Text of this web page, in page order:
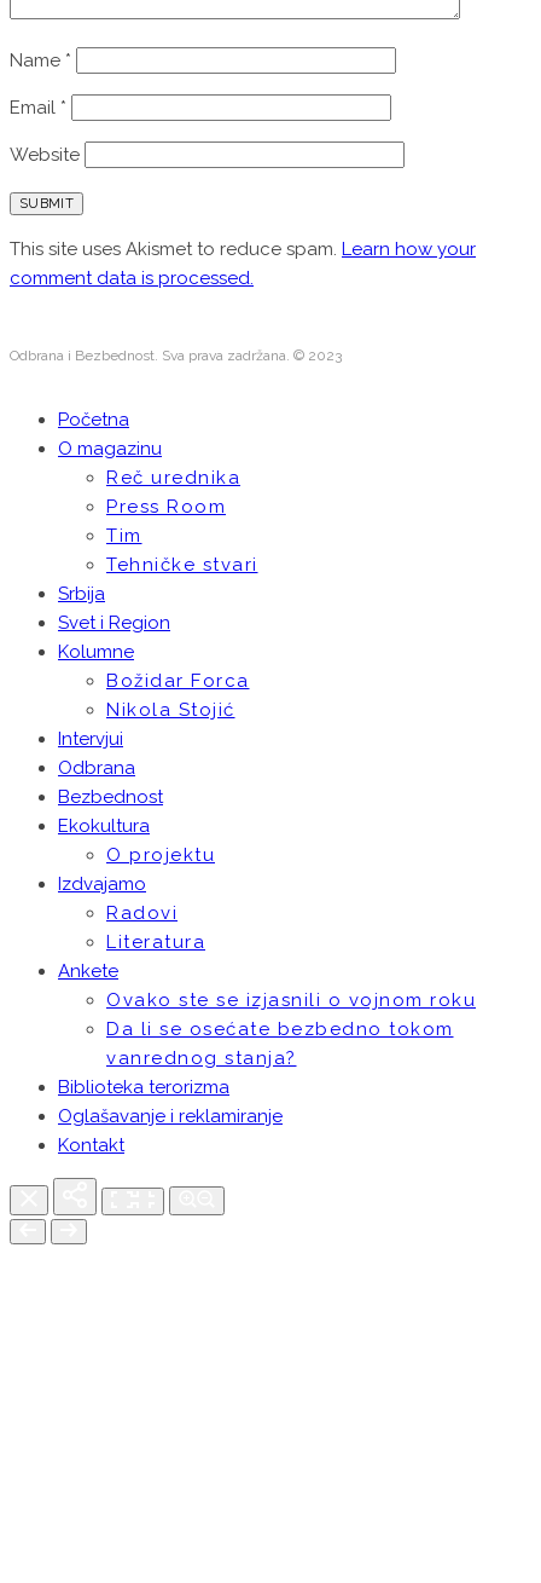
Name *
Email *
Website
This site uses Akismet to reduce spam. Learn how your
comment data is processed.
Odbrana i Bezbednost. Sva prava zadržana. © 2023
Početna
O magazinu
Reč urednika
Press Room
Tim
Tehničke stvari
Srbija
Svet i Region
Kolumne
Božidar Forca
Nikola Stojić
Intervjui
Odbrana
Bezbednost
Ekokultura
O projektu
Izdvajamo
Radovi
Literatura
Ankete
Ovako ste se izjasnili o vojnom roku
Da li se osećate bezbedno tokom
vanrednog stanja?
Biblioteka terorizma
Oglašavanje i reklamiranje
Kontakt